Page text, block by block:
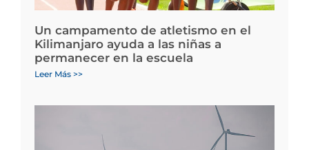
Un campamento de atletismo en el
Kilimanjaro ayuda a las niñas a
permanecer en la escuela
Leer Más >>